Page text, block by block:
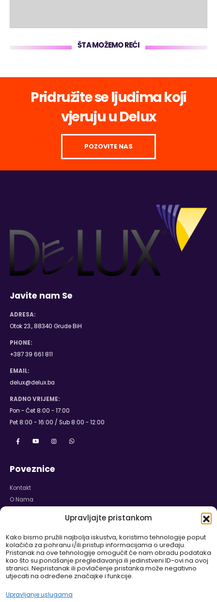
Upravljajte pristankom
Kako bismo pružili najbolja iskustva, koristimo tehnologije poput
kolačića za pohranu i/ili pristup informacijama o uređaju.
Pristanak na ove tehnologije omogućit će nam obradu podataka
kao što su ponašanje pregledavanja ili jedinstveni ID-ovi na ovoj
stranici. Nepristanak ili povlačenje pristanka može negativno
utjecati na određene značajke i funkcije.
Upravljanje uslugama
ŠTA MOŽEMO REĆI
Pridružite se ljudima koji
vjeruju u Delux
POZOVITE NAS
Javite nam Se
ADRESA:
Otok 23., 88340 Grude BiH
PHONE:
+387 39 661 811
EMAIL:
delux@delux.ba
RADNO VRIJEME:
Pon - Čet 8:00 - 17:00
Pet 8:00 - 16:00 / Sub 8:00 - 12:00
Poveznice
Kontakt
O Nama
Izjava o Privatnosti
Politika Kolačića
Odricanje od Odgovornosti
Pravilnik o Garanciji i Reklamaciji
DELUX-ZASTORI.EU